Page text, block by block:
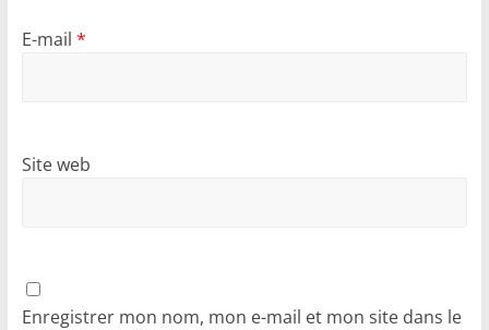
E-mail *
Site web
Enregistrer mon nom, mon e-mail et mon site dans le